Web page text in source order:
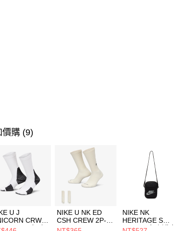
價購 (9)
U J
CRW
-160 男女 中
NIKE U NK ED
CSH CREW 2P-
144 EMBRDY 男
NIKE NK
HERITAGE S
SMIT 男女 側背包